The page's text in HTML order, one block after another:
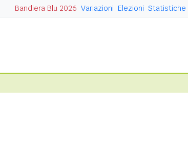
Bandiera Blu 2026 Variazioni Elezioni Statistiche